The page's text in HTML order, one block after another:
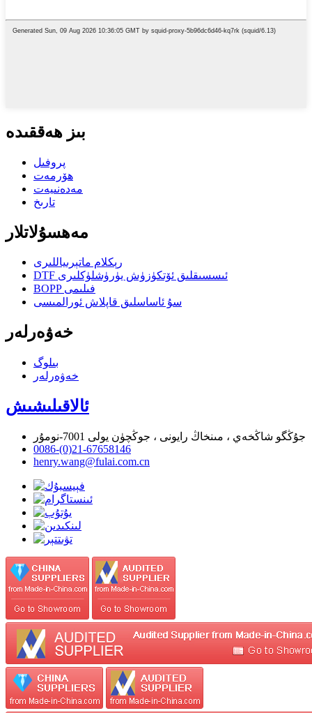
بىز ھەققىدە
پروفىل
ھۆرمەت
مەدەنىيەت
تارىخ
مەھسۇلاتلار
رېكلام ماتېرىياللىرى
DTF ئىسسىقلىق ئۆتكۈزۈش يۈرۈشلۈكلىرى
BOPP فىلىمى
سۇ ئاساسلىق قاپلاش ئورالمىسى
خەۋەرلەر
بىلوگ
خەۋەرلەر
ئالاقىلىشىش
جۇڭگو شاڭخەي ، مىنخاڭ رايونى ، جوڭچۈن يولى 7001-نومۇر
0086-(0)21-67658146
henry.wang@fulai.com.cn